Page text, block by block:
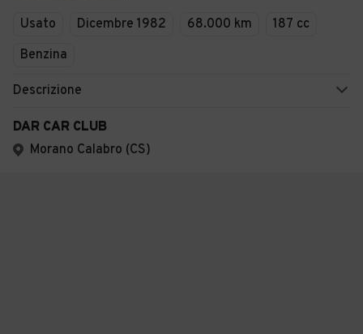
Usato Dicembre 1982 68.000 km
187 cc
Benzina
Descrizione
DAR CAR CLUB
Morano Calabro (CS)